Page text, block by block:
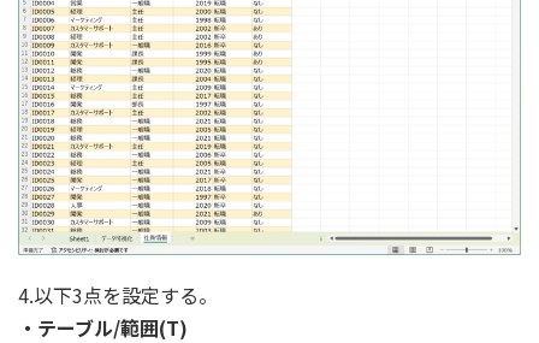
4.以下3点を設定する。
・テーブル/範囲(T)